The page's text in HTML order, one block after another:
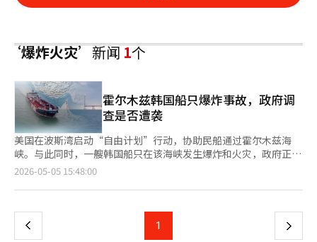
‘爆炸火灾’新闻1个
霍尔木兹韩国船只爆炸事故，政府调
查是否遭袭
美国在波斯湾启动“自由计划”行动，协助民船通过霍尔木兹海
峡。与此同时，一艘韩国船只在该海峡发生爆炸和火灾，政府正在
确认事实。据外交部消息，韩国时间4日晚上8点40分，停泊在阿
起火。船上有6名韩国船员和18名外籍船员，目前无人受伤。外交
切沟通，确保船只和船员安全。据韩联社报道，HMM公司称，爆
炸声来自机舱左舷附近，船员们自行灭火，无人受伤。此次事故可
2026-05-05 15:48:00
上
页
1 下